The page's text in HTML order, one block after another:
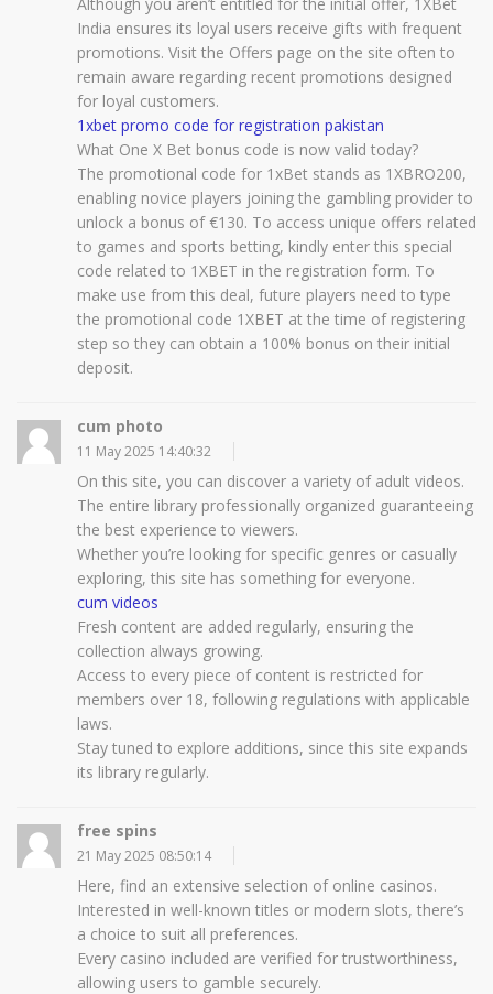
India ensures its loyal users receive gifts with frequent
promotions. Visit the Offers page on the site often to
remain aware regarding recent promotions designed
for loyal customers.
1xbet promo code for registration pakistan
What One X Bet bonus code is now valid today?
The promotional code for 1xBet stands as 1XBRO200,
enabling novice players joining the gambling provider to
unlock a bonus of €130. To access unique offers related
to games and sports betting, kindly enter this special
code related to 1XBET in the registration form. To
make use from this deal, future players need to type
the promotional code 1XBET at the time of registering
step so they can obtain a 100% bonus on their initial
deposit.
cum photo
11 May 2025 14:40:32
On this site, you can discover a variety of adult videos.
The entire library professionally organized guaranteeing
the best experience to viewers.
Whether you’re looking for specific genres or casually
exploring, this site has something for everyone.
cum videos
Fresh content are added regularly, ensuring the
collection always growing.
Access to every piece of content is restricted for
members over 18, following regulations with applicable
laws.
Stay tuned to explore additions, since this site expands
its library regularly.
free spins
21 May 2025 08:50:14
Here, find an extensive selection of online casinos.
Interested in well-known titles or modern slots, there’s
a choice to suit all preferences.
Every casino included are verified for trustworthiness,
allowing users to gamble securely.